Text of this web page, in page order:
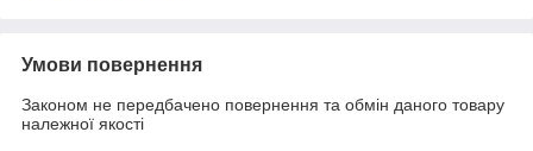
Умови повернення
Законом не передбачено повернення та обмін даного товару
належної якості